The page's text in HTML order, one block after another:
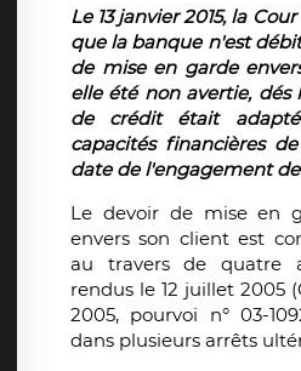
Le 13 janvier 2015, la
que la banque n'est
de mise en garde
elle été non avertie, dés
de crédit était
capacités financières
date de l'engagement
Le devoir de mise en
envers son client est
au travers de quatre
rendus le 12 juillet 2005
2005, pourvoi n° 03-
dans plusieurs arrêts